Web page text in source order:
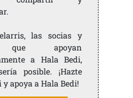
las socias y
que apoyan
a Hala Bedi,
posible. ¡Hazte
apoya a Hala Bedi!